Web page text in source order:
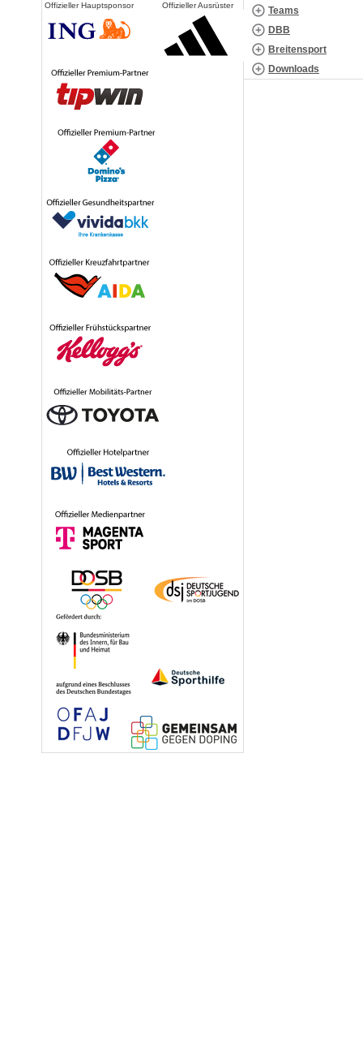
Offizieller Hauptsponsor Offizieller Ausrüster
Teams
DBB
Breitensport
Downloads